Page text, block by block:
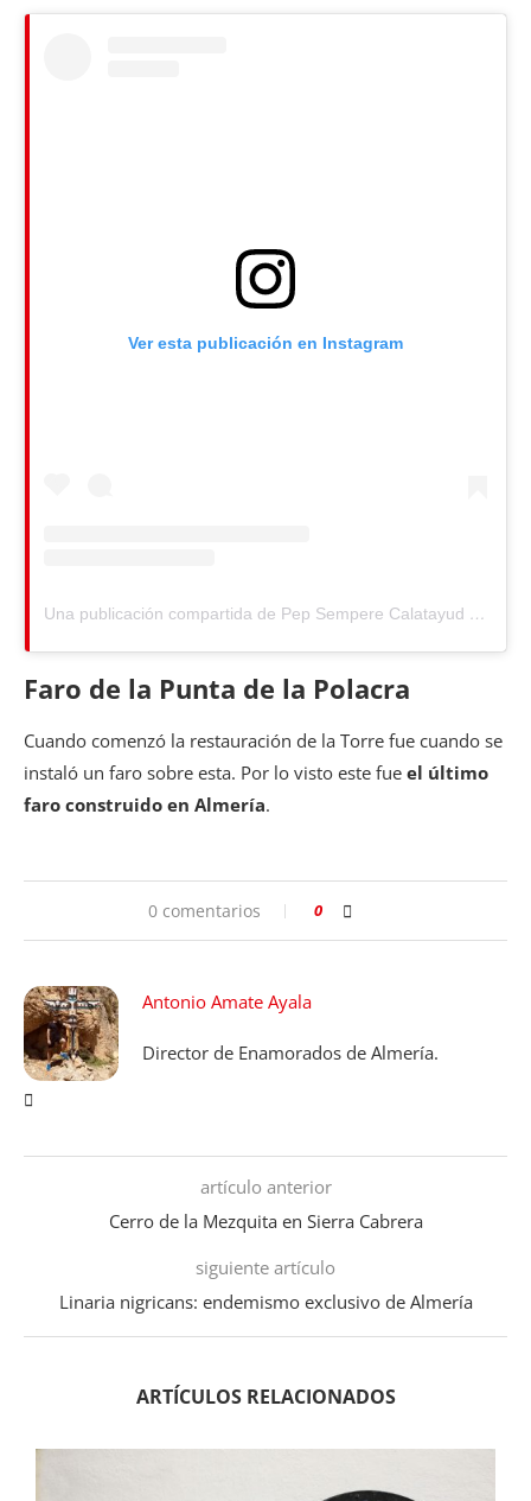
Ver esta publicación en Instagram
Una publicación compartida de Pep Sempere Calatayud (@pepsempere)
Faro de la Punta de la Polacra
Cuando comenzó la restauración de la Torre fue cuando se
instaló un faro sobre esta. Por lo visto este fue el último
faro construido en Almería.
0 comentarios 0
Antonio Amate Ayala
Director de Enamorados de Almería.
artículo anterior
Cerro de la Mezquita en Sierra Cabrera
siguiente artículo
Linaria nigricans: endemismo exclusivo de Almería
ARTÍCULOS RELACIONADOS